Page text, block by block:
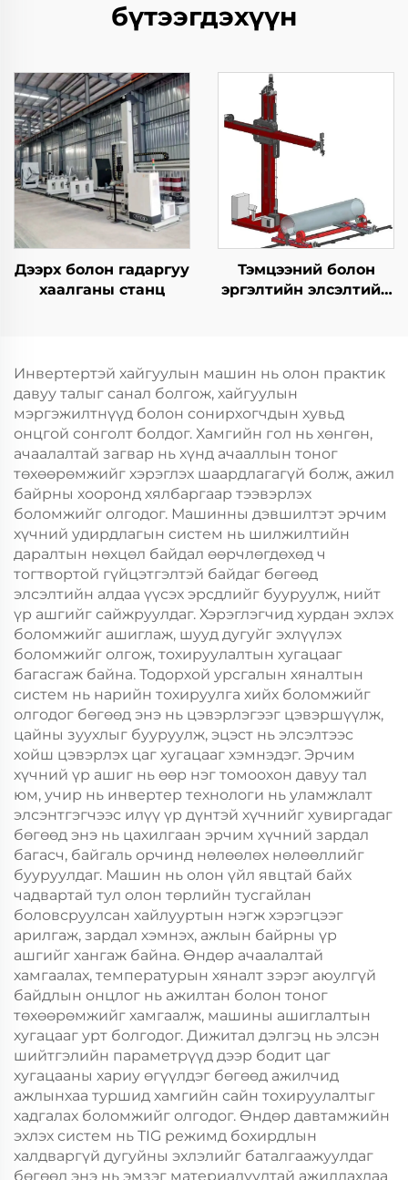
бүтээгдэхүүн
Дээрх болон гадаргуу
хаалганы станц
Тэмцээний болон
эргэлтийн элсэлтийн
Инвертертэй хайгуулын машин нь олон практик
давуу талыг санал болгож, хайгуулын
мэргэжилтнүүд болон сонирхогчдын хувьд
онцгой сонголт болдог. Хамгийн гол нь хөнгөн,
ачаалалтай загвар нь хүнд ачааллын тоног
төхөөрөмжийг хэрэглэх шаардлагагүй болж, ажил
байрны хооронд хялбаргаар тээвэрлэх
боломжийг олгодог. Машинны дэвшилтэт эрчим
хүчний удирдлагын систем нь шилжилтийн
даралтын нөхцөл байдал өөрчлөгдөхөд ч
тогтвортой гүйцэтгэлтэй байдаг бөгөөд
элсэлтийн алдаа үүсэх эрсдлийг бууруулж, нийт
үр ашгийг сайжруулдаг. Хэрэглэгчид хурдан эхлэх
боломжийг ашиглаж, шууд дугуйг эхлүүлэх
боломжийг олгож, тохируулалтын хугацааг
багасгаж байна. Тодорхой урсгалын хяналтын
систем нь нарийн тохируулга хийх боломжийг
олгодог бөгөөд энэ нь цэвэрлэгээг цэвэршүүлж,
цайны зуухлыг бууруулж, эцэст нь элсэлтээс
хойш цэвэрлэх цаг хугацааг хэмнэдэг. Эрчим
хүчний үр ашиг нь өөр нэг томоохон давуу тал
юм, учир нь инвертер технологи нь уламжлалт
элсэнтгэгчээс илүү үр дүнтэй хүчнийг хувиргадаг
бөгөөд энэ нь цахилгаан эрчим хүчний зардал
багасч, байгаль орчинд нөлөөлөх нөлөөллийг
бууруулдаг. Машин нь олон үйл явцтай байх
чадвартай тул олон төрлийн тусгайлан
боловсруулсан хайлууртын нэгж хэрэгцээг
арилгаж, зардал хэмнэх, ажлын байрны үр
ашгийг хангаж байна. Өндөр ачаалалтай
хамгаалах, температурын хяналт зэрэг аюулгүй
байдлын онцлог нь ажилтан болон тоног
төхөөрөмжийг хамгаалж, машины ашиглалтын
хугацааг урт болгодог. Дижитал дэлгэц нь элсэн
шийтгэлийн параметрүүд дээр бодит цаг
хугацааны хариу өгүүлдэг бөгөөд ажилчид
ажлынхаа туршид хамгийн сайн тохируулалтыг
хадгалах боломжийг олгодог. Өндөр давтамжийн
эхлэх систем нь TIG режимд бохирдлын
халдваргүй дугуйны эхлэлийг баталгаажуулдаг
бөгөөд энэ нь эмзэг материалуудтай ажиллахдаа